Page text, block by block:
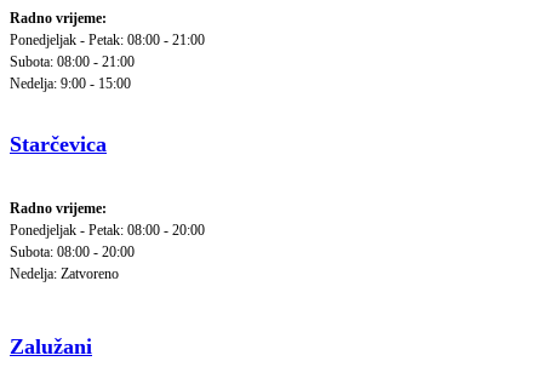
Radno vrijeme:
Ponedjeljak - Petak: 08:00 - 21:00
Subota: 08:00 - 21:00
Nedelja: 9:00 - 15:00
Starčevica
Radno vrijeme:
Ponedjeljak - Petak: 08:00 - 20:00
Subota: 08:00 - 20:00
Nedelja: Zatvoreno
Zalužani